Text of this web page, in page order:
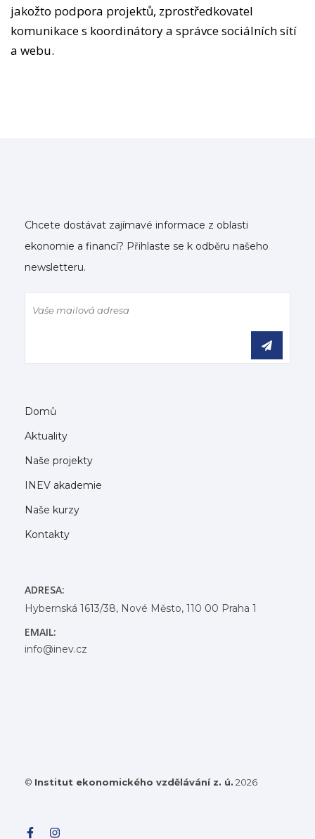
jakožto podpora projektů, zprostředkovatel
komunikace s koordinátory a správce sociálních sítí
a webu.
Chcete dostávat zajímavé informace z oblasti
ekonomie a financí? Přihlaste se k odběru našeho
newsletteru.
Domů
Aktuality
Naše projekty
INEV akademie
Naše kurzy
Kontakty
ADRESA:
Hybernská 1613/38, Nové Město, 110 00 Praha 1
EMAIL:
info@inev.cz
© Institut ekonomického vzdělávání z. ú. 2026